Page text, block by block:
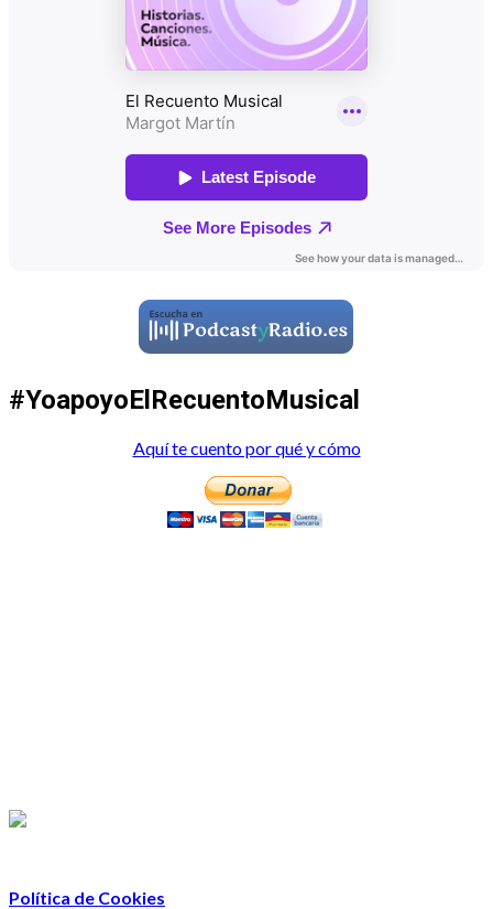
#YoapoyoElRecuentoMusical
Aquí te cuento por qué y cómo
Política de Cookies